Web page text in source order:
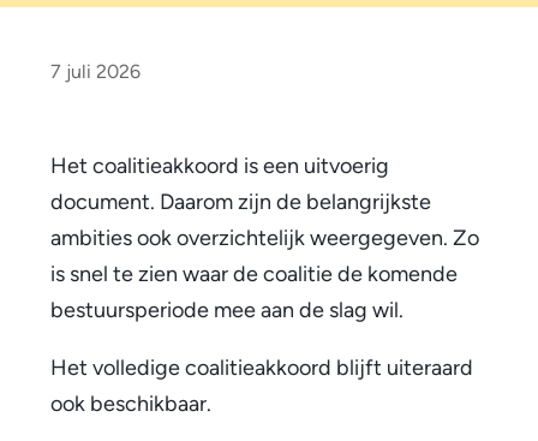
i
c
t
i
e
7 juli 2026
Het coalitieakkoord is een uitvoerig
document. Daarom zijn de belangrijkste
ambities ook overzichtelijk weergegeven. Zo
is snel te zien waar de coalitie de komende
bestuursperiode mee aan de slag wil.
Het volledige coalitieakkoord blijft uiteraard
ook beschikbaar.